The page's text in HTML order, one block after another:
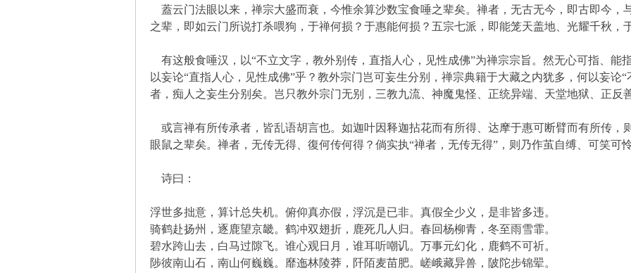
蓋云门法眼以来，禅宗大盛而衰，今惟余算沙数宝食唾之辈矣。禅者，无古无今，即古即今，
之辈，即如云门所说打杀喂狗，于禅何损？于惠能何损？五宗七派，即能笼天盖地、光耀千秋，
有这般食唾汉，以“不立文字，教外别传，直指人心，见性成佛”为禅宗宗旨。然无心可指、能
以妄论“直指人心，见性成佛”乎？教外宗门岂可妄生分别，禅宗典籍于大藏之内犹多，何以妄论
者，痴人之妄生分别矣。岂只教外宗门无别，三教九流、神魔鬼怪、正统异端、天堂地狱、正反
或言禅有所传承者，皆乱语胡言也。如迦叶因释迦拈花而有所得、达摩于惠可断臂而有所传，
眼鼠之辈矣。禅者，无传无得、復何传何得？倘实执“禅者，无传无得”，则乃作茧自缚、可笑可怜
诗曰：
浮世多拙意，算计总失机。俯仰真亦假，浮沉是已非。真假全少义，是非皆多违。
骑鹤赴扬州，逐鹿望京畿。鹤冲双翅折，鹿死几人归。春回杨柳青，冬至雨雪霏。
碧水跨山去，白马过隙飞。谁心观日月，谁耳听嘲讥。万事元幻化，鹿鹤不可祈。
陟彼南山石，南山何巍巍。靡迤林陵莽，阡陌麦苗肥。嵯峨藏异兽，陂陀步锦翚。